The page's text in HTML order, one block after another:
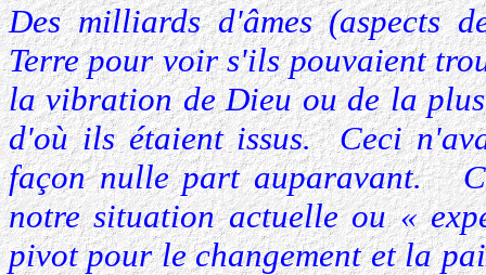
Des milliards d'âmes (aspects
Terre pour voir s'ils pouvaient
la vibration de Dieu ou de la
d'où ils étaient issus. Ceci
façon nulle part auparavant.
notre situation actuelle ou «
pivot pour le changement et la